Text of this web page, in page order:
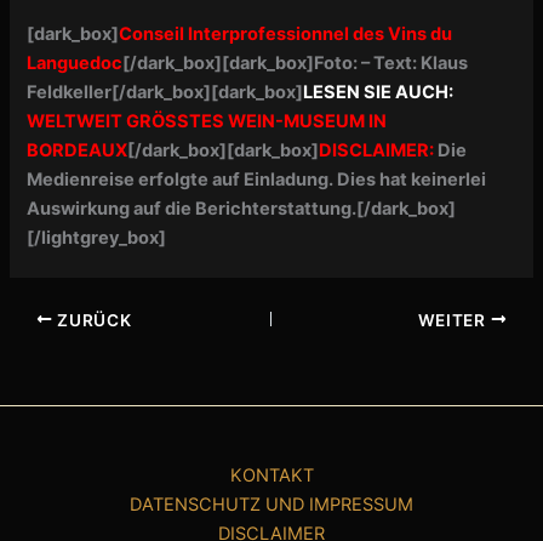
[dark_box]Conseil Interprofessionnel des Vins du
Languedoc[/dark_box][dark_box]Foto: –Text: Klaus
Feldkeller[/dark_box][dark_box]LESEN SIE AUCH:
WELTWEIT GRÖSSTES WEIN-MUSEUM IN
BORDEAUX[/dark_box][dark_box]DISCLAIMER: Die
Medienreise erfolgte auf Einladung. Dies hat keinerlei
Auswirkung auf die Berichterstattung.[/dark_box]
[/lightgrey_box]
ZURÜCK WEITER
KONTAKT
DATENSCHUTZ UND IMPRESSUM
DISCLAIMER